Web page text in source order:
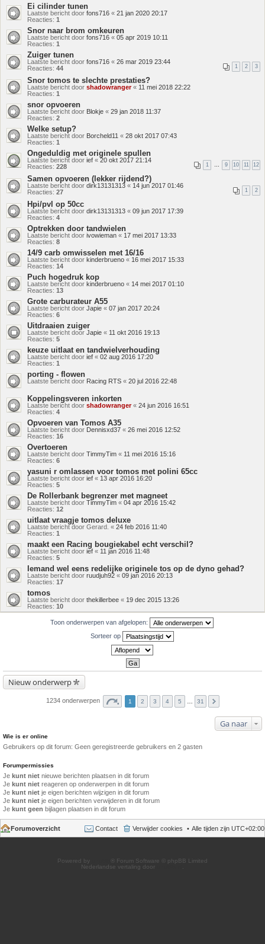
Ei cilinder tunen
Laatste bericht door fons716 « 21 jan 2020 20:17
Reacties: 1
Snor naar brom omkeuren
Laatste bericht door fons716 « 05 apr 2019 10:11
Reacties: 1
Zuiger tunen
Laatste bericht door fons716 « 26 mar 2019 23:44
Reacties: 44 1 2 3
Snor tomos te slechte prestaties?
Laatste bericht door shadowranger« 11 mei 2018 22:22
Reacties: 1
snor opvoeren
Laatste bericht door Blokje « 29 jan 2018 11:37
Reacties: 2
Welke setup?
Laatste bericht door Borcheld11 « 28 okt 2017 07:43
Reacties: 1
Ongeduldig met originele spullen
Laatste bericht door ief « 20 okt 2017 21:14
Reacties: 228 1 … 9 10 11 12
Samen opvoeren (lekker rijdend?)
Laatste bericht door dirk13131313 « 14 jun 2017 01:46
Reacties: 27 1 2
Hpi/pvl op 50cc
Laatste bericht door dirk13131313 « 09 jun 2017 17:39
Reacties: 4
Optrekken door tandwielen
Laatste bericht door ivowieman « 17 mei 2017 13:33
Reacties: 8
14/9 carb omwisselen met 16/16
Laatste bericht door kinderbrueno « 16 mei 2017 15:33
Reacties: 14
Puch hogedruk kop
Laatste bericht door kinderbrueno « 14 mei 2017 01:10
Reacties: 13
Grote carburateur A55
Laatste bericht door Japie « 07 jan 2017 20:24
Reacties: 6
Uitdraaien zuiger
Laatste bericht door Japie « 11 okt 2016 19:13
Reacties: 5
keuze uitlaat en tandwielverhouding
Laatste bericht door ief « 02 aug 2016 17:20
Reacties: 1
porting - flowen
Laatste bericht door Racing RTS « 20 jul 2016 22:48
Koppelingsveren inkorten
Laatste bericht door shadowranger« 24 jun 2016 16:51
Reacties: 4
Opvoeren van Tomos A35
Laatste bericht door Dennisxd37 « 26 mei 2016 12:52
Reacties: 16
Overtoeren
Laatste bericht door TimmyTim « 11 mei 2016 15:16
Reacties: 6
yasuni r omlassen voor tomos met polini 65cc
Laatste bericht door ief « 13 apr 2016 16:20
Reacties: 5
De Rollerbank begrenzer met magneet
Laatste bericht door TimmyTim « 04 apr 2016 15:42
Reacties: 12
uitlaat vraagje tomos deluxe
Laatste bericht door Gerard. « 24 feb 2016 11:40
Reacties: 1
maakt een Racing bougiekabel echt verschil?
Laatste bericht door ief « 11 jan 2016 11:48
Reacties: 5
Iemand wel eens redelijke originele tos op de dyno gehad?
Laatste bericht door ruudjuh92 « 09 jan 2016 20:13
Reacties: 17
tomos
Laatste bericht door thekillerbee « 19 dec 2015 13:26
Reacties: 10
Toon onderwerpen van afgelopen:
Sorteer op
Nieuw onderwerp
1234 onderwerpen 1 2 3 4 5 … 31
Ga naar
Wie is er online
Gebruikers op dit forum: Geen geregistreerde gebruikers en 2 gasten
Forumpermissies
Je kunt niet nieuwe berichten plaatsen in dit forum
Je kunt niet reageren op onderwerpen in dit forum
Je kunt niet je eigen berichten wijzigen in dit forum
Je kunt niet je eigen berichten verwijderen in dit forum
Je kunt geen bijlagen plaatsen in dit forum
Forumoverzicht Alle tijden zijn UTC+02:00
Verwijder cookies
Contact
Powered by
® Forum Software © phpBB Limited
Nederlandse vertaling door
.